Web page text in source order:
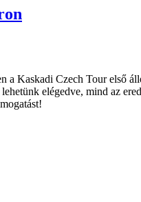
a Kaskadi Czech Tour
elégedve, mind az